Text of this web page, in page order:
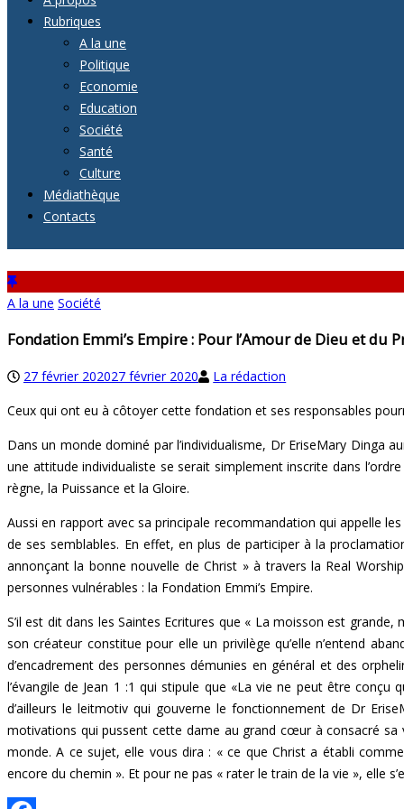
Rubriques
A la une
Politique
Economie
Education
Société
Santé
Culture
Médiathèque
Contacts
A la une Société
Fondation Emmi’s Empire : Pour l’Amour de Dieu et du
27 février 202027 février 2020
La rédaction
Ceux qui ont eu à côtoyer cette fondation et ses responsables
Dans un monde dominé par l’individualisme, Dr EriseMary Dinga
une attitude individualiste se serait simplement inscrite dans
règne, la Puissance et la Gloire.
Aussi en rapport avec sa principale recommandation qui appelle
de ses semblables. En effet, en plus de participer à la
annonçant la bonne nouvelle de Christ » à travers la Real
personnes vulnérables : la Fondation Emmi’s Empire.
S’il est dit dans les Saintes Ecritures que « La moisson est
son créateur constitue pour elle un privilège qu’elle n’entend
d’encadrement des personnes démunies en général et des
l’évangile de Jean 1 :1 qui stipule que «La vie ne peut être
d’ailleurs le leitmotiv qui gouverne le fonctionnement de Dr
motivations qui pussent cette dame au grand cœur à consacré
monde. A ce sujet, elle vous dira : « ce que Christ a établi
encore du chemin ». Et pour ne pas « rater le train de la vie », elle